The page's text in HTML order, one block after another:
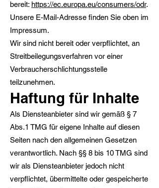
bereit: https://ec.europa.eu/consumers/odr.
Unsere E-Mail-Adresse finden Sie oben im
Impressum.
Wir sind nicht bereit oder verpflichtet, an
Streitbeilegungsverfahren vor einer
Verbraucherschlichtungsstelle
teilzunehmen.
Haftung für Inhalte
Als Diensteanbieter sind wir gemäß § 7
Abs.1 TMG für eigene Inhalte auf diesen
Seiten nach den allgemeinen Gesetzen
verantwortlich. Nach §§ 8 bis 10 TMG sind
wir als Diensteanbieter jedoch nicht
verpflichtet, übermittelte oder gespeicherte